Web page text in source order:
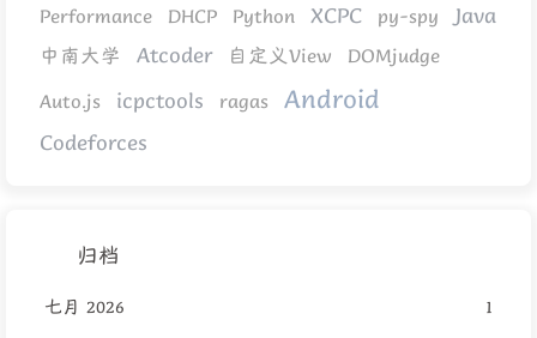
Performance
DHCP Python XCPC py-spy Java
中南大学 Atcoder 自定义View
DOMjudge
Auto.js
icpctools ragas Android
Codeforces
归档
七月 2026
1